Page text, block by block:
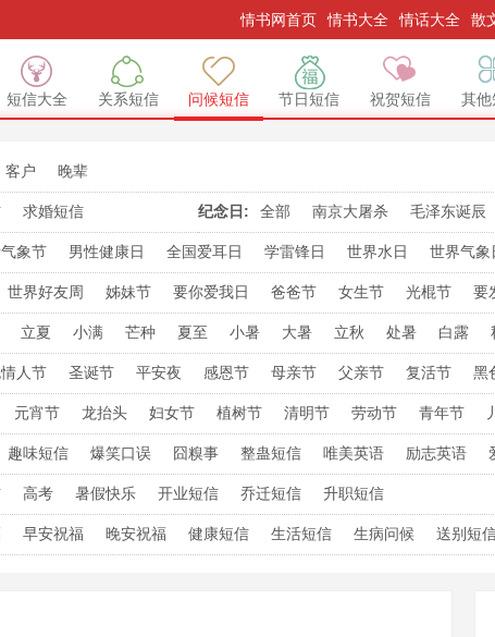
情书网首页 情书大全 情话大全 散
短信大全 关系短信 问候短信 节日短信 祝贺短信 其他
客户 晚辈
求婚短信 纪念日: 全部 南京大屠杀 毛泽东诞辰
象节 男性健康日 全国爱耳日 学雷锋日 世界水日 世界气象
国际宽容日 消费者日 艾滋病日 糖尿病日 国际禁毒日
世界好友周 姊妹节 要你爱我日 爸爸节 女生节 光棍节 要
反转日 亲亲日 发财日 就要爱 双十 双十二 要爱日 安全日
要顺日 闺蜜日
立夏 小满 芒种 夏至 小暑 大暑 立秋 处暑 白露
人节 圣诞节 平安夜 感恩节 母亲节 父亲节 复活节 黑
西情人节 银色情人节
元宵节 龙抬头 妇女节 植树节 清明节 劳动节 青年节
扫尘日 祈福日 送穷日 玉皇诞辰 护士节 佛诞日
趣味短信 爆笑口误 囧糗事 整蛊短信 唯美英语 励志英语
高考 暑假快乐 开业短信 乔迁短信 升职短信
早安祝福 晚安祝福 健康短信 生活短信 生病问候 送别短